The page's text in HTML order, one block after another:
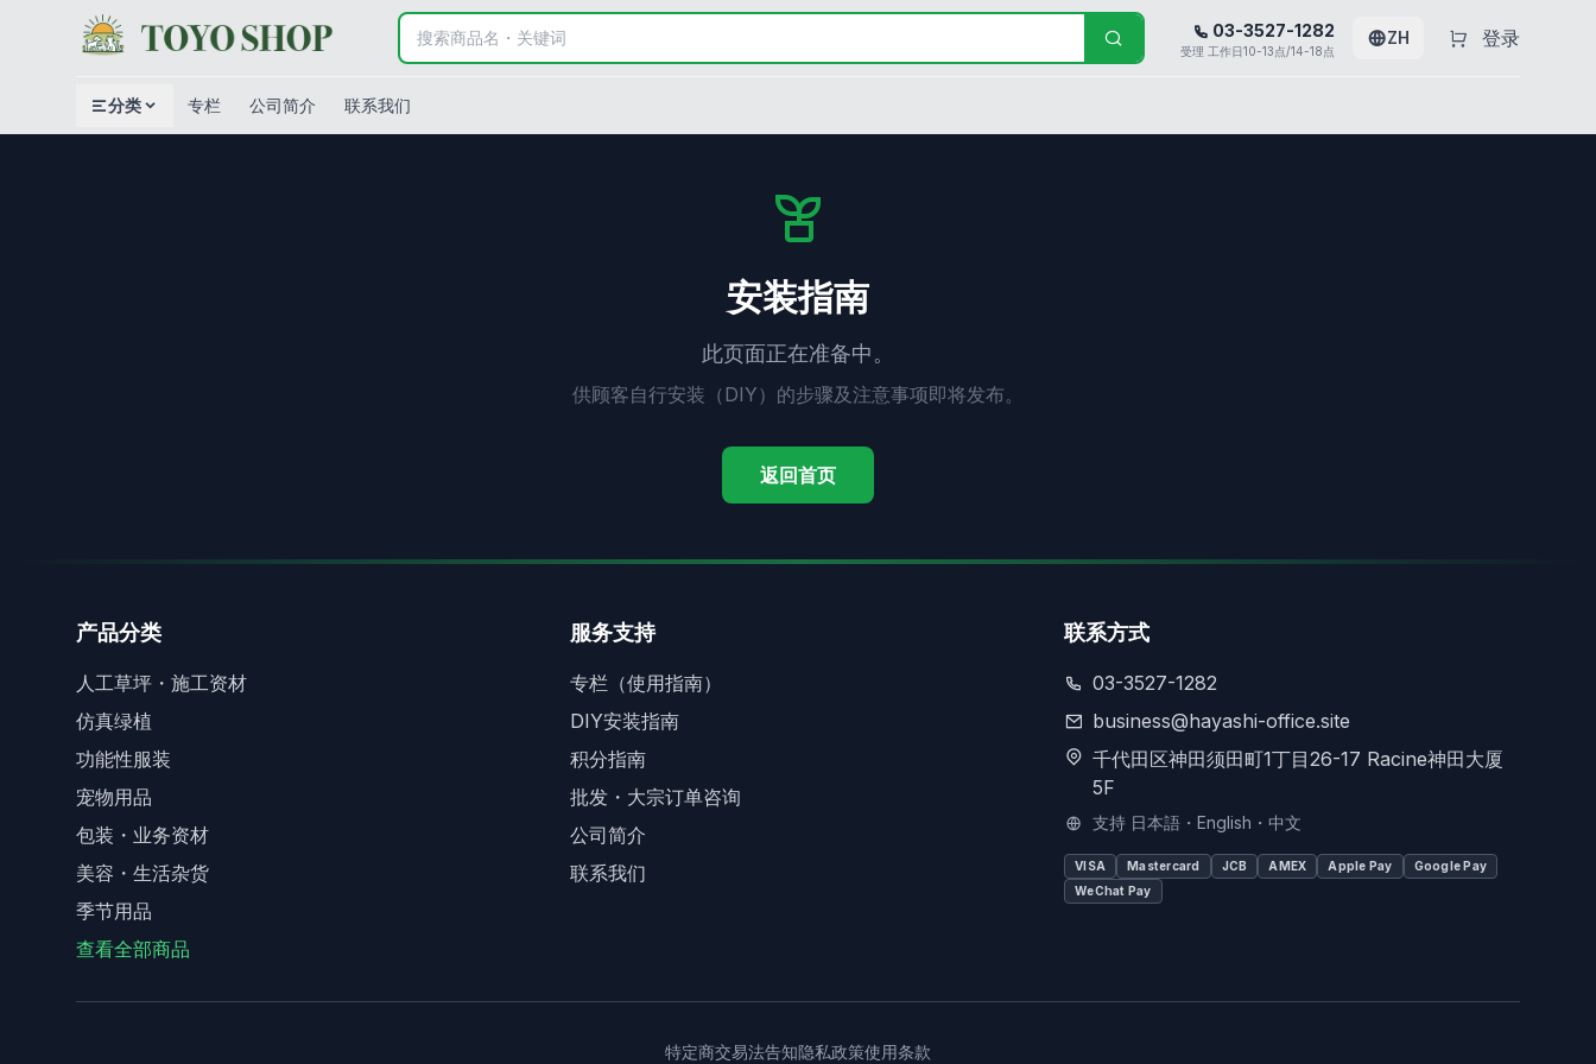
03-3527-1282
受理 工作日10-13点/14-18点
ZH 登录
分类 专栏 公司简介 联系我们
安装指南
此页面正在准备中。
供顾客自行安装（DIY）的步骤及注意事项即将发布。
返回首页
产品分类
人工草坪・施工资材
仿真绿植
功能性服装
宠物用品
包装・业务资材
美容・生活杂货
季节用品
查看全部商品
服务支持
专栏（使用指南）
DIY安装指南
积分指南
批发・大宗订单咨询
公司简介
联系我们
联系方式
03-3527-1282
business@hayashi-office.site
千代田区神田须田町1丁目26-17 Racine神田大厦
5F
支持 日本語・English・中文
VISA Mastercard JCB AMEX Apple Pay
Google Pay
WeChat Pay
特定商交易法告知隐私政策使用条款